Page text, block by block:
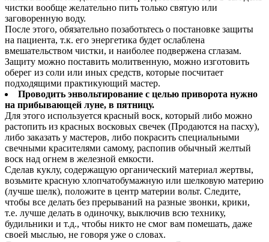
чистки вообще желательно пить только святую или
заговоренную воду.
После этого, обязательно позаботьтесь о постановке защиты
на пациента, т.к. его энергетика будет ослаблена
вмешательством чистки, и наиболее подвержена сглазам.
Защиту можно поставить молитвенную, можно изготовить
оберег из соли или иных средств, которые посчитает
подходящими практикующий мастер.
Проводить энвольтирование с целью приворота нужно
на прибывающей луне, в пятницу.
Для этого используется красный воск, который либо можно
растопить из красных восковых свечек (Продаются на пасху),
либо заказать у мастеров, либо покрасить специальными
свечными красителями самому, распопив обычный желтый
воск над огнем в железной емкости.
Сделав куклу, содержащую органический материал жертвы,
возьмите красную хлопчатобумажную или шелковую материю
(лучше шелк), положите в центр материи вольт. Следите,
чтобы все делать без прерываний на разные звонки, крики,
т.е. лучше делать в одиночку, выключив всю технику,
будильники и т.д., чтобы никто не смог вам помешать, даже
своей мыслью, не говоря уже о словах.